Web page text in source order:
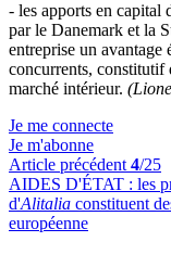
- les apports en capital
par le Danemark et la
entreprise un avantage
concurrents, constitutif
marché intérieur.
Je me connecte
Je m'abonne
Article précédent 4/25
AIDES D'ÉTAT : les
d'Alitalia constituent
européenne